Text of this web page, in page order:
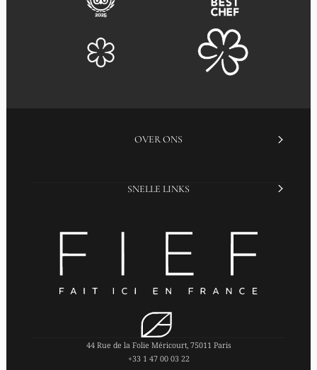
OVER ONS
SNELLE LINKS
44 Rue de la Folie Méricourt, 75011 Paris
+33 1 47 00 03 22